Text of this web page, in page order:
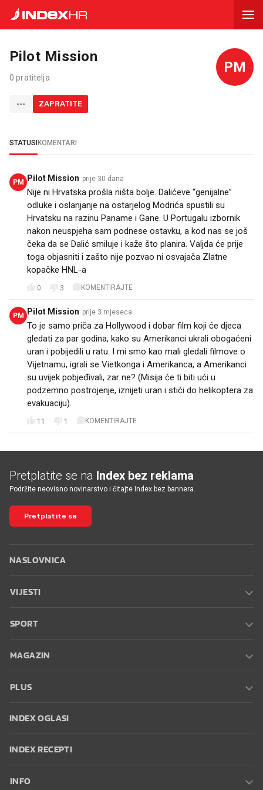
Pilot Mission
0 pratitelja
ZAPRATITE
PM
STATUSI KOMENTARI
PM Pilot Mission prije 30 dana
Nije ni Hrvatska prošla ništa bolje. Dalićeve “genijalne”
odluke i oslanjanje na ostarjelog Modrića spustili su
Hrvatsku na razinu Paname i Gane. U Portugalu izbornik
nakon neuspjeha sam podnese ostavku, a kod nas se još
čeka da se Dalić smiluje i kaže što planira. Valjda će prije
toga objasniti i zašto nije pozvao ni osvajača Zlatne
kopačke HNL-a
0 3 KOMENTIRAJTE
PM Pilot Mission prije 3 mjeseca
To je samo priča za Hollywood i dobar film koji će djeca
gledati za par godina, kako su Amerikanci ukrali obogaćeni
uran i pobijedili u ratu. I mi smo kao mali gledali filmove o
Vijetnamu, igrali se Vietkonga i Amerikanca, a Amerikanci
su uvijek pobjeđivali, zar ne? (Misija će ti biti ući u
podzemno postrojenje, iznijeti uran i stići do helikoptera za
evakuaciju).
11 1 KOMENTIRAJTE
Pretplatite se na Index bez reklama
Podržite neovisno novinarstvo i čitajte Index bez bannera.
Pretplatite se
NASLOVNICA
VIJESTI
SPORT
MAGAZIN
PLUS
INDEX OGLASI
INDEX RECEPTI
INFO